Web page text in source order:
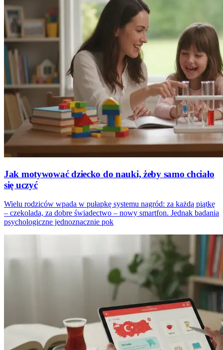
Jak motywować dziecko do nauki, żeby samo chciało
się uczyć
Wielu rodziców wpada w pułapkę systemu nagród: za każdą piątkę
– czekolada, za dobre świadectwo – nowy smartfon. Jednak badania
psychologiczne jednoznacznie pok